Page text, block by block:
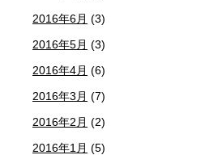
2016年6月 (3)
2016年5月 (3)
2016年4月 (6)
2016年3月 (7)
2016年2月 (2)
2016年1月 (5)